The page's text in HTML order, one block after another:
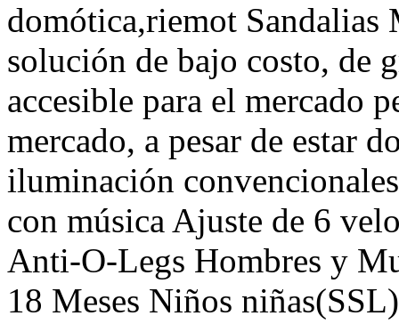
domótica,riemot Sandalias
solución de bajo costo, de
accesible para el mercado
mercado, a pesar de estar
iluminación
con música Ajuste de 6
Anti-O-Legs Hombres y
18 Meses Niños